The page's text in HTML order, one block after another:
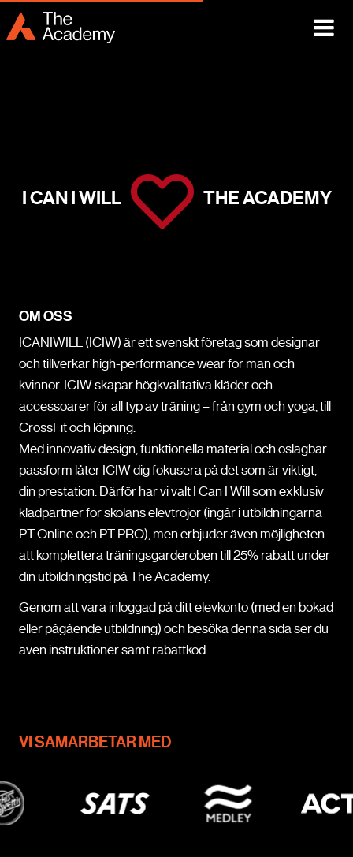
I CAN I WILL THE ACADEMY
OM OSS
ICANIWILL (ICIW) är ett svenskt företag som designar
och tillverkar high-performance wear för män och
kvinnor. ICIW skapar högkvalitativa kläder och
accessoarer för all typ av träning – från gym och yoga, till
CrossFit och löpning.
Med innovativ design, funktionella material och oslagbar
passform låter ICIW dig fokusera på det som är viktigt,
din prestation. Därför har vi valt I Can I Will som exklusiv
klädpartner för skolans elevtröjor (ingår i utbildningarna
PT Online och PT PRO), men erbjuder även möjligheten
att komplettera träningsgarderoben till 25% rabatt under
din utbildningstid på The Academy.
Genom att vara inloggad på ditt elevkonto (med en bokad
eller pågående utbildning) och besöka denna sida ser du
även instruktioner samt rabattkod.
VI SAMARBETAR MED